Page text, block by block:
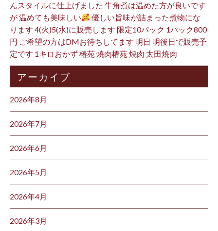
んスタイルに仕上げました 牛角煮は温めた方が良いです
が 温めても美味しい
優しい旨味が詰まった煮物にな
ります 4(火)5(水)に販売します 限定10パック 1パック800
円 ご希望の方はDMお待ちしてます 明日 明後日で販売予
定です 1キロおかず 椿苑 焼肉椿苑 焼肉 太田焼肉
アーカイブ
2026年8月
2026年7月
2026年6月
2026年5月
2026年4月
2026年3月